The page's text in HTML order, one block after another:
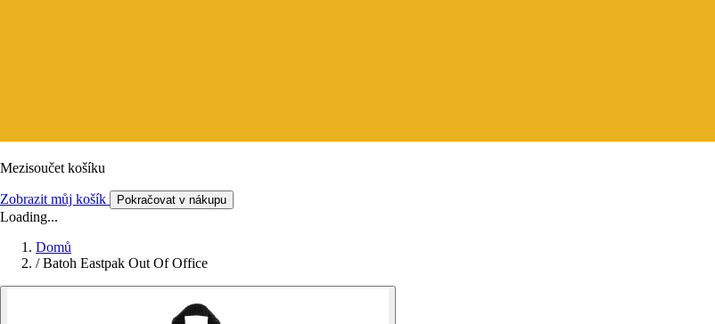
Mezisoučet košíku
Zobrazit můj košík Pokračovat v nákupu
Loading...
Domů
/ Batoh Eastpak Out Of Office